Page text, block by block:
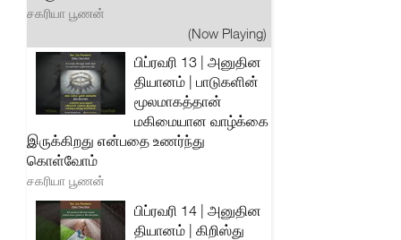
சகரியா பூணன்
(Now Playing)
பிப்ரவரி 13 | அனுதின
தியானம் | பாடுகளின்
மூலமாகத்தான்
மகிமையான வாழ்க்கை
இருக்கிறது என்பதை உணர்ந்து
கொள்வோம்
சகரியா பூணன்
பிப்ரவரி 14 | அனுதின
தியானம் | கிறிஸ்து